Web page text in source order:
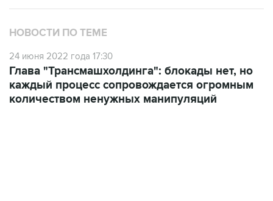
НОВОСТИ ПО ТЕМЕ
24 июня 2022 года 17:30
Глава "Трансмашхолдинга": блокады нет, но
каждый процесс сопровождается огромным
количеством ненужных манипуляций